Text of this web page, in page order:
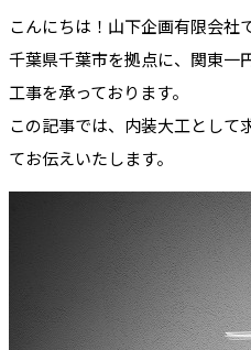
こんにちは！山下企画有限会社
千葉県千葉市を拠点に、関東一
工事を承っております。
この記事では、内装大工として
てお伝えいたします。